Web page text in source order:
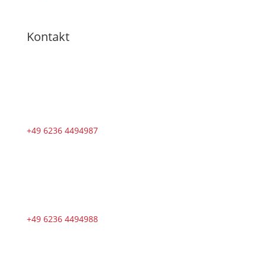
Kontakt
+49 6236 4494987
+49 6236 4494988